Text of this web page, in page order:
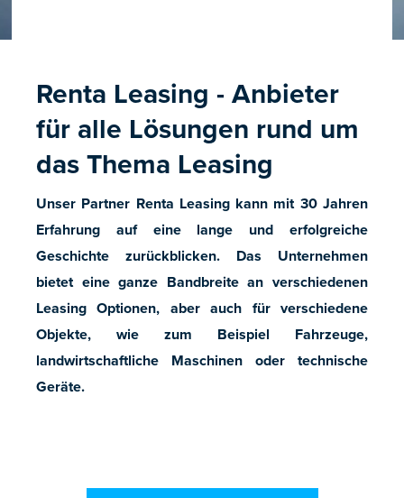
Renta Leasing - Anbieter
für alle Lösungen rund um
das Thema Leasing
Unser Partner Renta Leasing kann mit 30 Jahren
Erfahrung auf eine lange und erfolgreiche
Geschichte zurückblicken. Das Unternehmen
bietet eine ganze Bandbreite an verschiedenen
Leasing Optionen, aber auch für verschiedene
Objekte, wie zum Beispiel Fahrzeuge,
landwirtschaftliche Maschinen oder technische
Geräte.